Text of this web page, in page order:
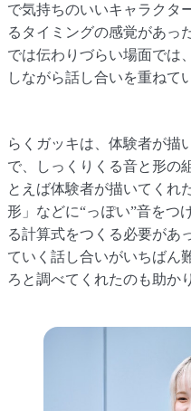
で気持ちのいいキャラクタ
るタイミングの感覚があっ
では伝わりづらい場面では
しながら話し合いを重ねて
らくガッキは、体験者が描
で、しっくりくる音と形の
とえば体験者が描いてくれ
形」などに“っぽい”音をつ
る計算式をつくる必要があ
ていく話し合いがいちばん
ろと調べてくれたのも助か